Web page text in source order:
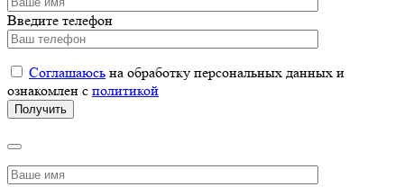
Введите телефон
Соглашаюсь на обработку персональных данных и
ознакомлен с политикой